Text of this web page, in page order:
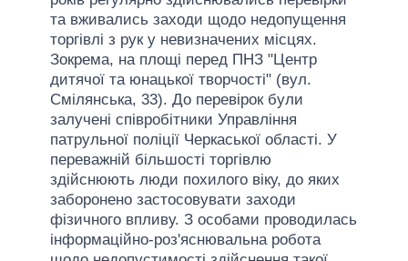
та вживались заходи щодо недопущення
торгівлі з рук у невизначених місцях.
Зокрема, на площі перед ПНЗ "Центр
дитячої та юнацької творчості" (вул.
Смілянська, 33). До перевірок були
залучені співробітники Управління
патрульної поліції Черкаської області. У
переважній більшості торгівлю
здійснюють люди похилого віку, до яких
заборонено застосовувати заходи
фізичного впливу. З особами проводилась
інформаційно-роз'яснювальна робота